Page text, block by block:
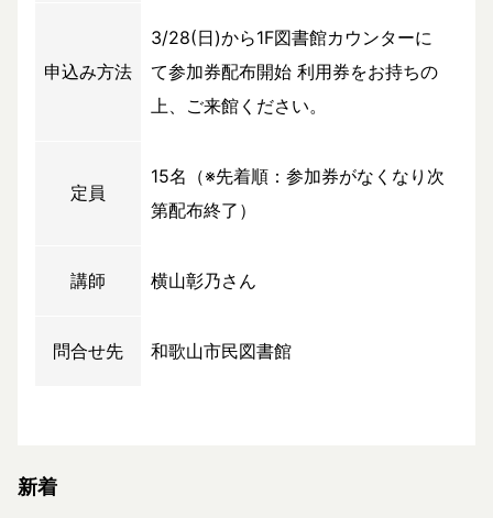
申込み方法
3/28(日)から1F図書館カウンターに
て参加券配布開始 利用券をお持ちの
上、ご来館ください。
定員
15名（※先着順：参加券がなくなり次
第配布終了）
講師 横山彰乃さん
問合せ先 和歌山市民図書館
新着